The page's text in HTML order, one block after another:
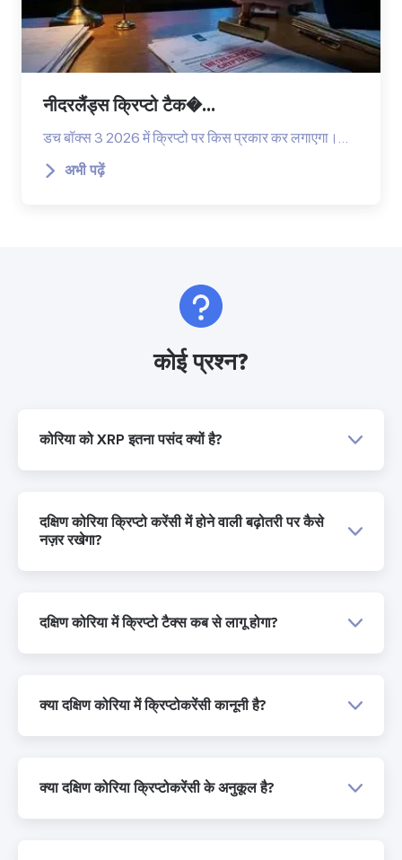
नीदरलैंड्स क्रिप्टो टैक�...
डच बॉक्स 3 2026 में क्रिप्टो पर किस प्रकार कर लगाएगा।…
अभी पढ़ें
कोई प्रश्न?
कोरिया को XRP इतना पसंद क्यों है?
दक्षिण कोरिया क्रिप्टो करेंसी में होने वाली बढ़ोतरी पर कैसे
नज़र रखेगा?
दक्षिण कोरिया में क्रिप्टो टैक्स कब से लागू होगा?
क्या दक्षिण कोरिया में क्रिप्टोकरेंसी कानूनी है?
क्या दक्षिण कोरिया क्रिप्टोकरेंसी के अनुकूल है?